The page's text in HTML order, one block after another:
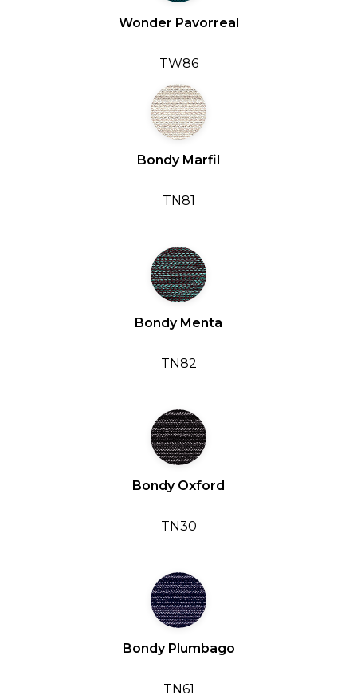
Wonder Pavorreal
TW86
Bondy Marfil
TN81
Bondy Menta
TN82
Bondy Oxford
TN30
Bondy Plumbago
TN61